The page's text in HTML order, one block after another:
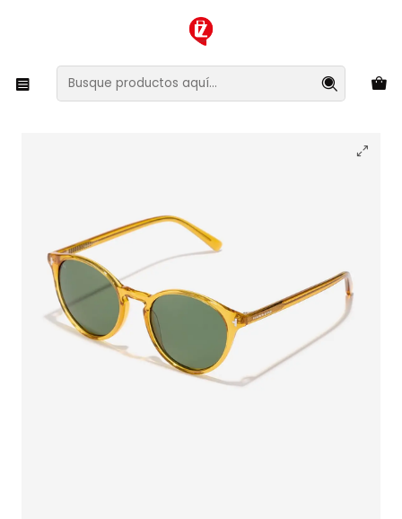
XMAS SALE ¡Compra antes de que la oferta termine!
Lentes y Accesorios Lentes de Sol
Lentes de Sol Polarizado Hawkers Salt HSAL26YEXP